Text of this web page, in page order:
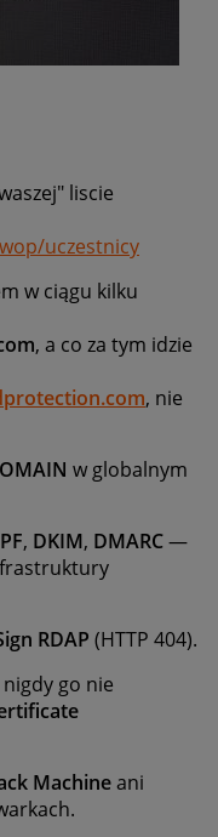
liscie
uczestnicy
w ciągu kilku
, a co za tym idzie
, nie
w globalnym
, DKIM, DMARC—
RDAP (HTTP 404).
go nie
Machineani